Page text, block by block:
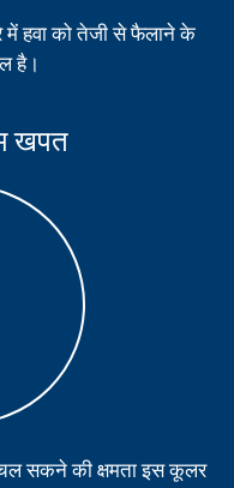
में हवा को तेजी से फैलाने के
है।
खपत
सकने की क्षमता इस कूलर